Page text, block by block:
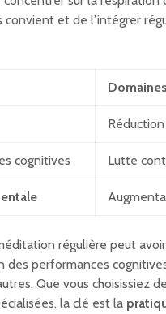
et de l’intégrer
cognitives Lutte
régulière peut
des performances
Que vous choisissiez
la clé est la